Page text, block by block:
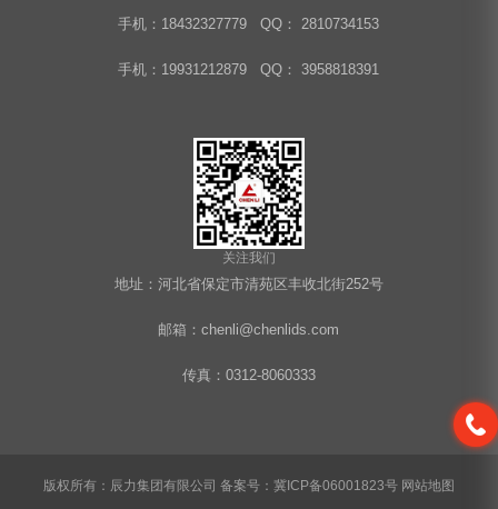
手机：18432327779 QQ： 2810734153
手机：19931212879 QQ： 3958818391
关注我们
地址：河北省保定市清苑区丰收北街252号
邮箱：chenli@chenlids.com
传真：0312-8060333
版权所有：辰力集团有限公司 备案号：冀ICP备06001823号 网站地图